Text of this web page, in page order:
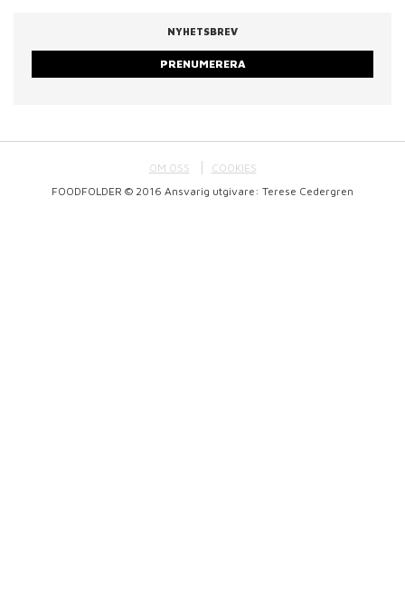
NYHETSBREV
PRENUMERERA
OM OSS
COOKIES
FOODFOLDER © 2016 Ansvarig utgivare: Terese Cedergren